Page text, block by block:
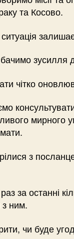
та Косово.
зусилля
чітко
мирного
з
за останні
з ним.
чи буде